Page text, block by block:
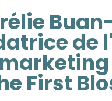
de
First